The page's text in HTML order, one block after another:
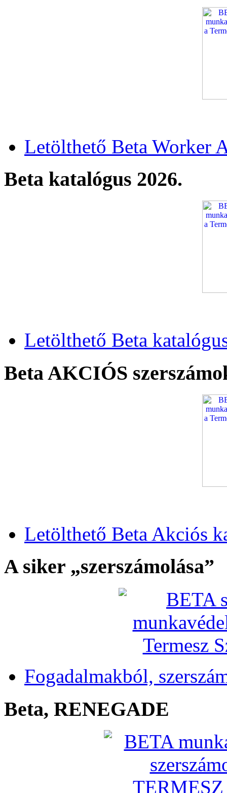
Letölthető Beta Worker
Beta katalógus 2026.
Letölthető Beta
Beta AKCIÓS
Letölthető Beta Akciós
A siker „szerszámolása”
Fogadalmakból,
Beta, RENEGADE